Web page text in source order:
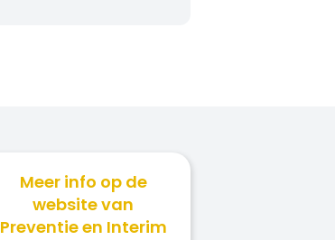
Meer info op de
website van
Preventie en Interim